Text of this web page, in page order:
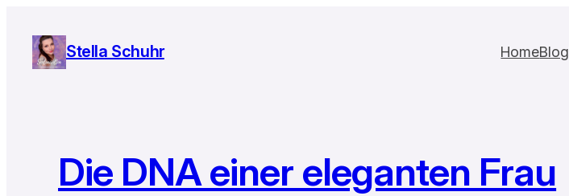
Inhalt
springen
Stella Schuhr HomeBlog
Die DNA einer eleganten Frau